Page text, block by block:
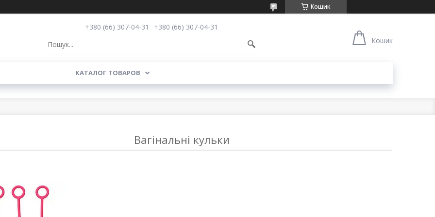
Кошик
+380 (66) 307-04-31
+380 (66) 307-04-31
Кошик
КАТАЛОГ ТОВАРОВ
Вагінальні кульки